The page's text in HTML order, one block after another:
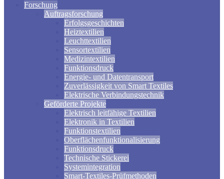
Forschung
Auftragsforschung
Erfolgsgeschichten
Heiztextilien
Leuchttextilien
Sensortextilien
Medizintextilien
Funktionsdruck
Energie- und Datentransport
Zuverlässigkeit von Smart Textiles
Elektrische Verbindungstechnik
Geförderte Projekte
Elektrisch leitfähige Textilien
Elektronik in Textilien
Funktionstextilien
Oberflächenfunktionalisierung
Funktionsdruck
Technische Stickerei
Systemintegration
Smart-Textiles-Prüfmethoden